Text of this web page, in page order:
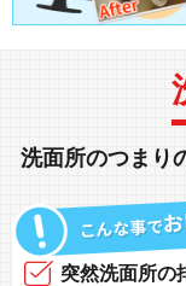
洗面所のつまり
突然洗面所の